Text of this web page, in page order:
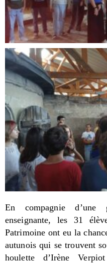
En compagnie d’une
enseignante, les 31
Patrimoine ont eu la
autunois qui se trouvent
houlette d’Irène